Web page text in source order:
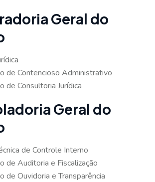
Geral do
de Contencioso Administrativo
de Consultoria Jurídica
Geral do
de Controle Interno
de Auditoria e Fiscalização
de Ouvidoria e Transparência